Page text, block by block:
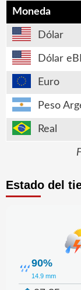
Moneda
Dólar
Dólar
Euro
Peso
Real
Estado del
90%
14.9 mm